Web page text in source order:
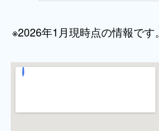
※2026年1月現時点の情報です。